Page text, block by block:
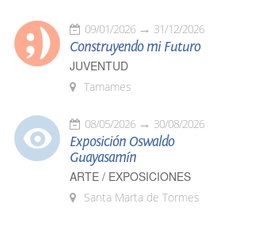
09/01/2026 31/12/2026
Construyendo mi Futuro
JUVENTUD
Tamames
08/05/2026 30/08/2026
Exposición Oswaldo
Guayasamín
ARTE / EXPOSICIONES
Santa Marta de Tormes